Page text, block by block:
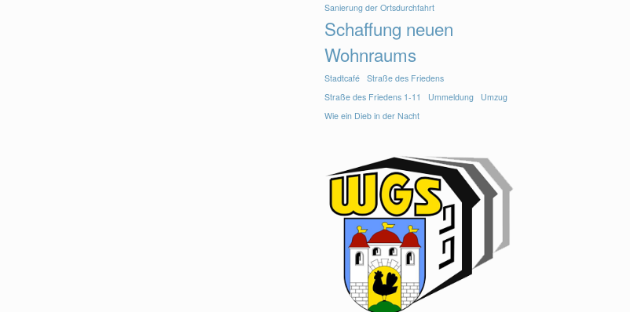
Sanierung der Ortsdurchfahrt
Schaffung neuen
Wohnraums
Stadtcafé
Straße des Friedens
Straße des Friedens 1-11
Ummeldung
Umzug
Wie ein Dieb in der Nacht